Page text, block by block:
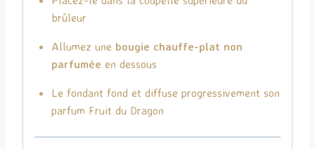
brûleur
Allumez une bougie chauffe-plat non
parfumée en dessous
Le fondant fond et diffuse progressivement son
parfum Fruit du Dragon